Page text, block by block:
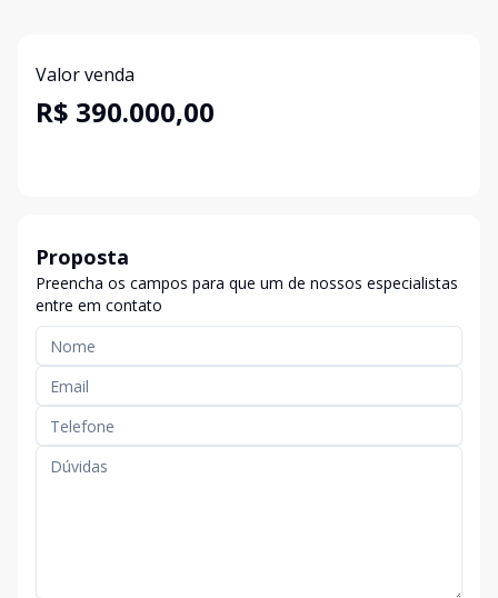
Valor venda
R$ 390.000,00
Proposta
Preencha os campos para que um de nossos especialistas
entre em contato